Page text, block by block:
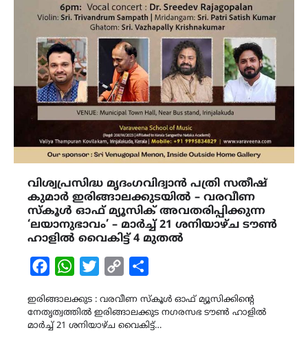
വിശ്വപ്രസിദ്ധ മൃദംഗവിദ്വാൻ പത്രി സതീഷ്
കുമാർ ഇരിങ്ങാലക്കുടയിൽ – വരവീണ
സ്കൂൾ ഓഫ് മ്യൂസിക് അവതരിപ്പിക്കുന്ന
‘ലയാനുഭാവം’ – മാർച്ച് 21 ശനിയാഴ്ച ടൗൺ
ഹാളിൽ വൈകിട്ട് 4 മുതൽ
FacebookWhatsAppTwitterCopy
ഇരിങ്ങാലക്കുട : വരവീണ സ്കൂൾ ഓഫ് മ്യൂസിക്കിന്റെ
നേതൃത്വത്തിൽ ഇരിങ്ങാലക്കുട നഗരസഭ ടൗൺ ഹാളിൽ
മാർച്ച് 21 ശനിയാഴ്ച വൈകിട്ട്…